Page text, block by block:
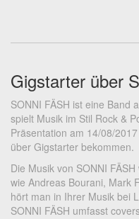
Gigstarter über
SONNI FÄSH ist eine Band
spielt Musik im Stil Rock &
Präsentation am 14/08/
über Gigstarter bekommen.
Die Musik von SONNI
wie Andreas Bourani, Mark
hört man in Ihrer Musik bei
SONNI FÄSH umfasst